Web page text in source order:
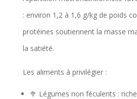
: environ 1,2 à 1,6 g/kg de poids
protéines soutiennent la masse
la satiété.
Les aliments à privilégier :
🥦 Légumes non féculents :